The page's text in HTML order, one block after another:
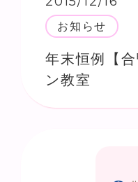
お知らせ
年末恒例【
ン教室